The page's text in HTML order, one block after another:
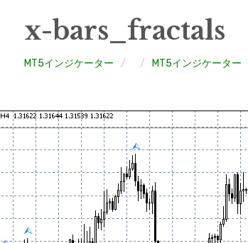
x-bars_fractals
MT5インジケーター MT5インジケーター